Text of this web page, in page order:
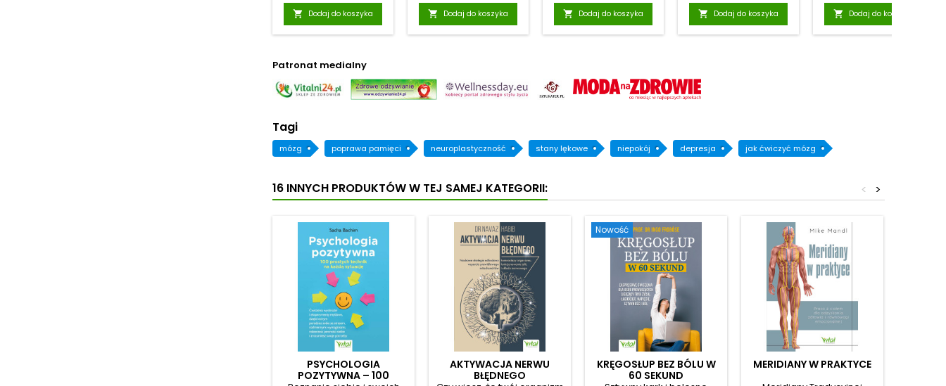
 Dodaj do koszyka  Dodaj do koszyka  Dodaj do koszyka
NA RAKA I CHOROBY
SERCA
 Dodaj do koszyka  Dodaj do koszyka
Patronat medialny
Tagi
mózg poprawa pamięci neuroplastyczność stany lękowe niepokój depresja jak ćwiczyć mózg
16 INNYCH PRODUKTÓW W TEJ SAMEJ KATEGORII: >
<
PSYCHOLOGIA
POZYTYWNA – 100
AKTYWACJA NERWU
BŁĘDNEGO
Nowość
KRĘGOSŁUP BEZ BÓLU W
60 SEKUND
MERIDIANY W PRAKTYCE